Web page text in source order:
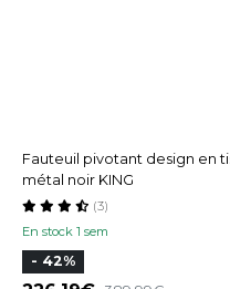
Fauteuil pivotant design en
métal noir KING
En stock 1 sem
(3)
- 42%